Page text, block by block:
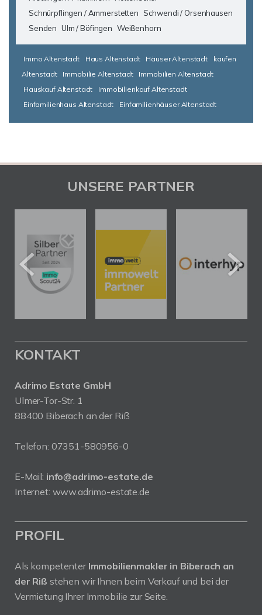
Schnürpflingen / Ammerstetten
Schwendi / Orsenhausen
Senden Ulm / Böfingen Weißenhorn
Immo Altenstadt Haus Altenstadt Häuser Altenstadt
kaufen
Altenstadt
Immobilie Altenstadt
Immobilien Altenstadt
Hauskauf Altenstadt
Immobilienkauf Altenstadt
Einfamilienhaus Altenstadt
Einfamilienhäuser Altenstadt
UNSERE PARTNER
KONTAKT
Adrimo Estate GmbH
Ulmer-Tor-Str. 1
88400 Biberach an der Riß
Telefon: 07351-580956-0
E-Mail: info@adrimo-estate.de
Internet: www.adrimo-estate.de
PROFIL
Als kompetenter Immobilienmakler in Biberach an
der Riß stehen wir Ihnen beim Verkauf und bei der
Vermietung Ihrer Immobilie zur Seite.